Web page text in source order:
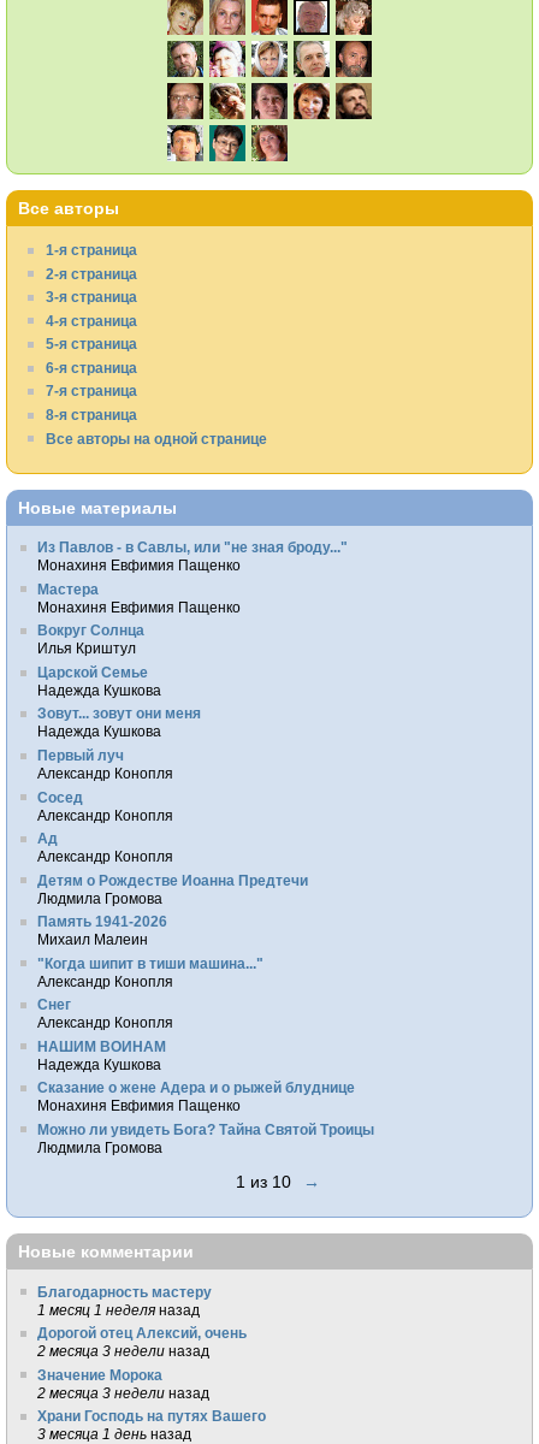
Все авторы
1-я страница
2-я страница
3-я страница
4-я страница
5-я страница
6-я страница
7-я страница
8-я страница
Все авторы на одной странице
Новые материалы
Из Павлов - в Савлы, или "не зная броду..."
Монахиня Евфимия Пащенко
Мастера
Монахиня Евфимия Пащенко
Вокруг Солнца
Илья Криштул
Царской Семье
Надежда Кушкова
Зовут... зовут они меня
Надежда Кушкова
Первый луч
Александр Конопля
Сосед
Александр Конопля
Ад
Александр Конопля
Детям о Рождестве Иоанна Предтечи
Людмила Громова
Память 1941-2026
Михаил Малеин
"Когда шипит в тиши машина..."
Александр Конопля
Снег
Александр Конопля
НАШИМ ВОИНАМ
Надежда Кушкова
Сказание о жене Адера и о рыжей блуднице
Монахиня Евфимия Пащенко
Можно ли увидеть Бога? Тайна Святой Троицы
Людмила Громова
1 из 10 →
Новые комментарии
Благодарность мастеру
1 месяц 1 неделя назад
Дорогой отец Алексий, очень
2 месяца 3 недели назад
Значение Морока
2 месяца 3 недели назад
Храни Господь на путях Вашего
3 месяца 1 день назад